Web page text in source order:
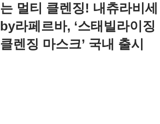
는 멀티 클렌징! 내츄라비세
by라페르바, ‘스태빌라이징
클렌징 마스크’ 국내 출시